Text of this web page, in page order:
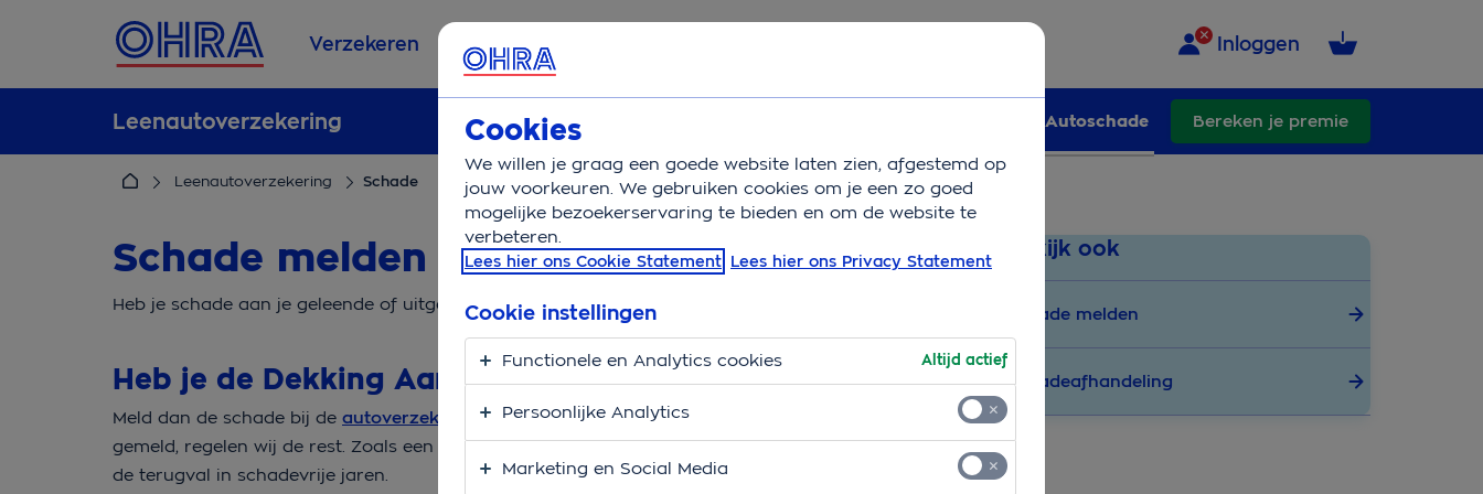
Verzekeren Service & Contact Inloggen
Leenautoverzekering Autoschade Bereken je premie
Leenautoverzekering Schade
Schade melden leenautoverzekering
Heb je schade aan je geleende of uitgeleende auto? We helpen je graag.
Heb je de Dekking Aanvullend?
Meld dan de schade bij de autoverzekeraarwaar de auto is verzekerd. Zodra de schade is
gemeld, regelen wij de rest. Zoals een vergoeding voor het eigen risico en een vergoeding voor
de terugval in schadevrije jaren.
Bekijk ook
Schade melden
Schadeafhandeling
Cookies
We willen je graag een goede website laten zien, afgestemd op
jouw voorkeuren. We gebruiken cookies om je een zo goed
mogelijke bezoekerservaring te bieden en om de website te
verbeteren.
Lees hier ons Cookie Statement Lees hier ons Privacy Statement
Cookie instellingen
Functionele en Analytics cookies Altijd actief
Persoonlijke Analytics
Marketing en Social Media